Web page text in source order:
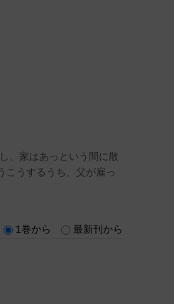
、家はあっという間に散
こうするうち、父が雇っ
1巻から 最新刊から